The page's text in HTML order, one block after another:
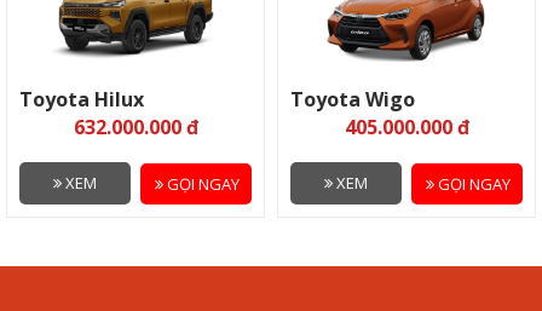
Toyota Hilux
632.000.000 đ
XEM GỌI NGAY
Toyota Wigo
405.000.000 đ
XEM GỌI NGAY